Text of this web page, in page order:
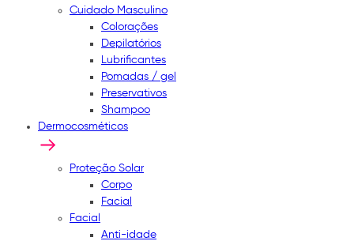
Cuidado Masculino
Colorações
Depilatórios
Lubrificantes
Pomadas / gel
Preservativos
Shampoo
Dermocosméticos
Proteção Solar
Corpo
Facial
Facial
Anti-idade